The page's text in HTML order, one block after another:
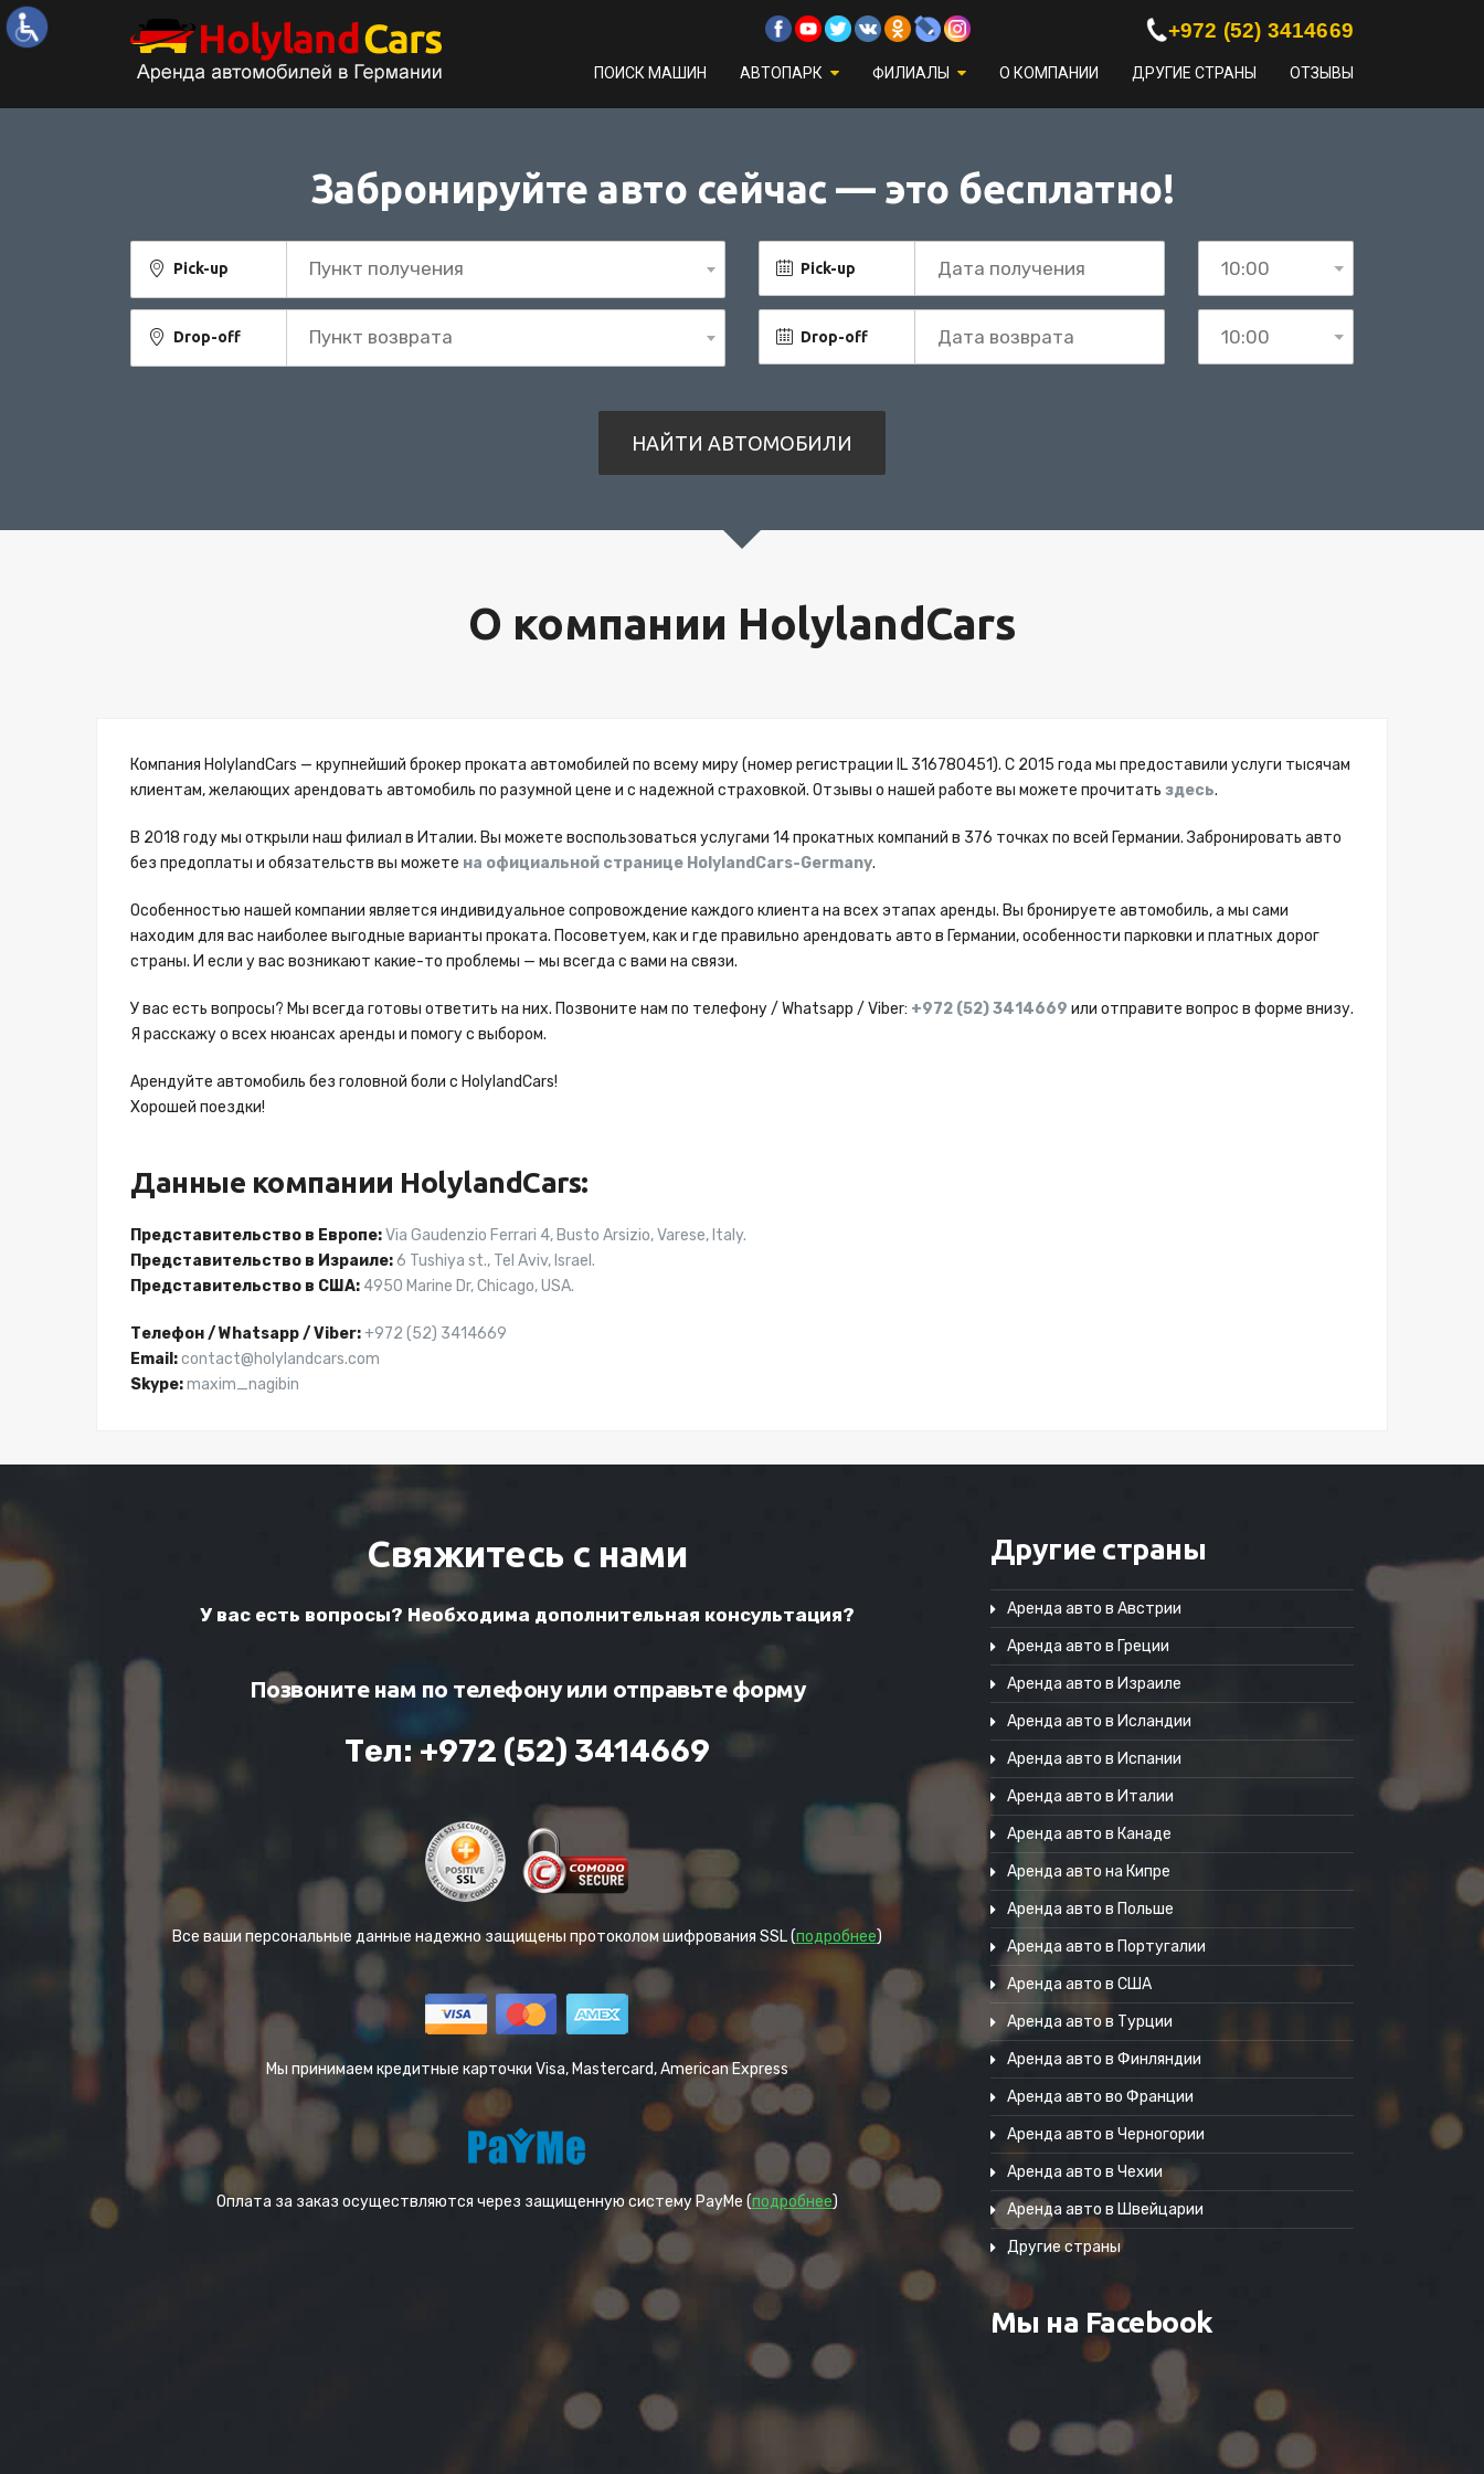
+972 (52) 3414669
ПОИСК МАШИН АВТОПАРК ФИЛИАЛЫ О КОМПАНИИ ДРУГИЕ СТРАНЫ ОТЗЫВЫ
Забронируйте авто сейчас — это бесплатно!
Pick-up Пункт получения Pick-up
Drop-off Пункт возврата Drop-off
О компании HolylandCars
Компания HolylandCars — крупнейший брокер проката автомобилей по всему миру (номер регистрации IL 316780451). C 2015 года мы предоставили услуги тысячам
клиентам, желающих арендовать автомобиль по разумной цене и с надежной страховкой. Отзывы о нашей работе вы можете прочитать здесь.
В 2018 году мы открыли наш филиал в Италии. Вы можете воспользоваться услугами 14 прокатных компаний в 376 точках по всей Германии. Забронировать авто
без предоплаты и обязательств вы можете на официальной странице HolylandCars-Germany.
Особенностью нашей компании является индивидуальное сопровождение каждого клиента на всех этапах аренды. Вы бронируете автомобиль, а мы сами
находим для вас наиболее выгодные варианты проката. Посоветуем, как и где правильно арендовать авто в Германии, особенности парковки и платных дорог
страны. И если у вас возникают какие-то проблемы — мы всегда с вами на связи.
У вас есть вопросы? Мы всегда готовы ответить на них. Позвоните нам по телефону / Whatsapp / Viber: +972 (52) 3414669 или отправите вопрос в форме внизу.
Я расскажу о всех нюансах аренды и помогу с выбором.
Арендуйте автомобиль без головной боли с HolylandCars!
Хорошей поездки!
Данные компании HolylandCars:
Представительство в Европе:Via Gaudenzio Ferrari 4, Busto Arsizio, Varese, Italy.
Представительство в Израиле:6 Tushiya st., Tel Aviv, Israel.
Представительство в США: 4950 Marine Dr, Chicago, USA.
Телефон / Whatsapp / Viber:+972 (52) 3414669
Email:contact@holylandcars.com
Skype:maxim_nagibin
Свяжитесь с нами
У вас есть вопросы? Необходима дополнительная консультация?
Позвоните нам по телефону или отправьте форму
Тел: +972 (52) 3414669
Все ваши персональные данные надежно защищены протоколом шифрования SSL (подробнее)
Мы принимаем кредитные карточки Visa, Mastercard, American Express
Оплата за заказ осуществляются через защищенную систему PayMe (подробнее)
Другие страны
Аренда авто в Австрии
Аренда авто в Греции
Аренда авто в Израиле
Аренда авто в Исландии
Аренда авто в Испании
Аренда авто в Италии
Аренда авто в Канаде
Аренда авто на Кипре
Аренда авто в Польше
Аренда авто в Португалии
Аренда авто в США
Аренда авто в Турции
Аренда авто в Финляндии
Аренда авто во Франции
Аренда авто в Черногории
Аренда авто в Чехии
Аренда авто в Швейцарии
Другие страны
Мы на Facebook